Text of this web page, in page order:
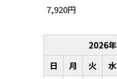
7,920円
2026年
日
月 火 水